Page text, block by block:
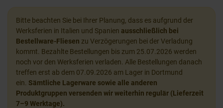
Bitte beachten Sie bei Ihrer Planung, dass es aufgrund der
Werksferien in Italien und Spanien ausschließlich bei
Bestellware-Fliesen zu Verzögerungen bei der Verladung
kommt. Bezahlte Bestellungen bis zum 25.07.2026 werden
noch vor den Werksferien verladen. Alle Bestellungen danach
treffen erst ab dem 07.09.2026 am Lager in Dortmund
ein. Sämtliche Lagerware sowie alle anderen
Produktgruppen versenden wir weiterhin regulär (Lieferzeit
7–9 Werktage).